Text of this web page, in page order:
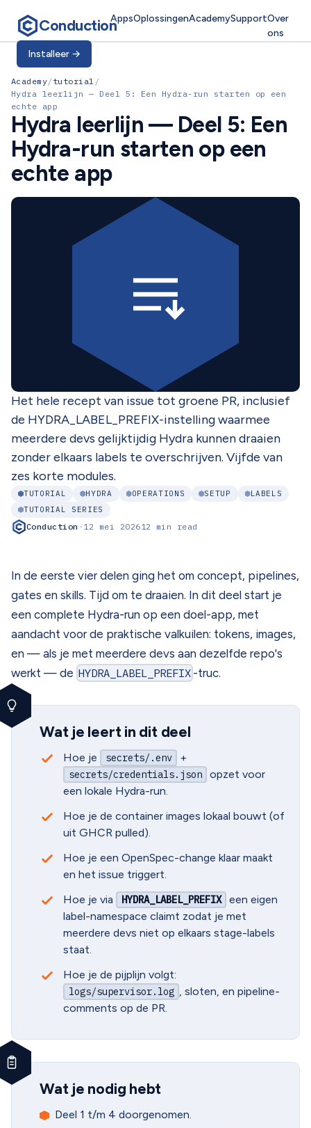
ConductionAppsOplossingenAcademySupportOver
ons
Installeer →
Academy/tutorial /
Hydra leerlijn — Deel 5: Een Hydra-run starten op een
echte app
Hydra leerlijn — Deel 5: Een
Hydra-run starten op een
echte app
Het hele recept van issue tot groene PR, inclusief
de HYDRA_LABEL_PREFIX-instelling waarmee
meerdere devs gelijktijdig Hydra kunnen draaien
zonder elkaars labels te overschrijven. Vijfde van
zes korte modules.
TUTORIAL HYDRA OPERATIONS SETUP
LABELS
TUTORIAL SERIES
Conduction · 12 mei 202612 min read
In de eerste vier delen ging het om concept, pipelines,
gates en skills. Tijd om te draaien. In dit deel start je
een complete Hydra-run op een doel-app, met
aandacht voor de praktische valkuilen: tokens, images,
en — als je met meerdere devs aan dezelfde repo's
werkt — de HYDRA_LABEL_PREFIX -truc.
Wat je leert in dit deel
Hoe je secrets/.env +
secrets/credentials.json
opzet voor
een lokale Hydra-run.
Hoe je de container images lokaal bouwt (of
uit GHCR pulled).
Hoe je een OpenSpec-change klaar maakt
en het issue triggert.
Hoe je via
HYDRA_LABEL_PREFIX
een eigen
label-namespace claimt zodat je met
meerdere devs niet op elkaars stage-labels
staat.
Hoe je de pijplijn volgt:
logs/supervisor.log , sloten, en pipeline-
comments op de PR.
Wat je nodig hebt
Deel 1 t/m 4 doorgenomen.